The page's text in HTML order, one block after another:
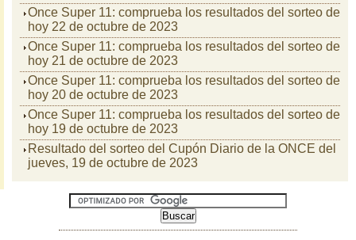
Once Super 11: comprueba los resultados del sorteo de
hoy 22 de octubre de 2023
Once Super 11: comprueba los resultados del sorteo de
hoy 21 de octubre de 2023
Once Super 11: comprueba los resultados del sorteo de
hoy 20 de octubre de 2023
Once Super 11: comprueba los resultados del sorteo de
hoy 19 de octubre de 2023
Resultado del sorteo del Cupón Diario de la ONCE del
jueves, 19 de octubre de 2023